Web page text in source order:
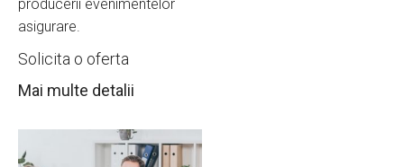
producerii evenimentelor
asigurare.
Solicita o oferta
Mai multe detalii